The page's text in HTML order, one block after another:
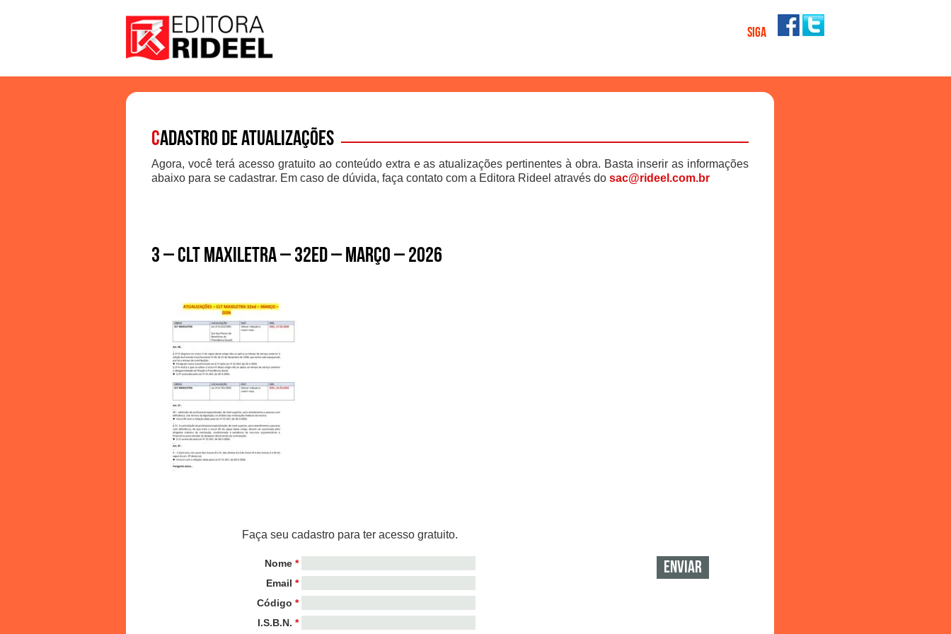
SIGA
Cadastro de atualizações
Agora, você terá acesso gratuito ao conteúdo extra e as atualizações pertinentes à obra. Basta inserir as informações
abaixo para se cadastrar. Em caso de dúvida, faça contato com a Editora Rideel através do sac@rideel.com.br
3 – CLT MAXILETRA – 32ed – março – 2026
Faça seu cadastro para ter acesso gratuito.
Nome *
Email *
Código *
I.S.B.N. *